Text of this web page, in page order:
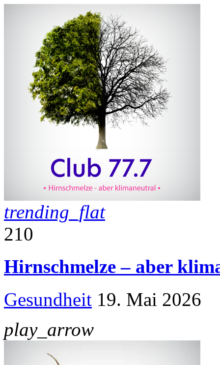
trending_flat
210
Hirnschmelze – aber
Gesundheit 19. Mai 2026
play_arrow